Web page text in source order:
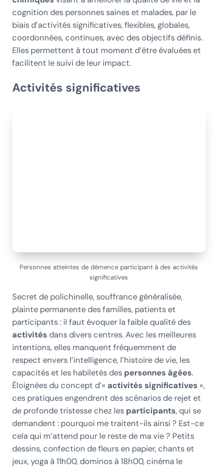
cognition des personnes saines et malades, par le
biais d’activités significatives, flexibles, globales,
coordonnées, continues, avec des objectifs définis.
Elles permettent à tout moment d’être évaluées et
facilitent le suivi de leur impact.
Activités significatives
Personnes atteintes de démence participant à des activités
significatives
Secret de polichinelle, souffrance généralisée,
plainte permanente des familles, patients et
participants : il faut évoquer la faible qualité des
activités dans divers centres. Avec les meilleures
intentions, elles manquent fréquemment de
respect envers l’intelligence, l’histoire de vie, les
capacités et les habiletés des personnes âgées.
Éloignées du concept d’« activités significatives »,
ces pratiques engendrent des scénarios de rejet et
de profonde tristesse chez les participants, qui se
demandent : pourquoi me traitent-ils ainsi ? Est-ce
cela qui m’attend pour le reste de ma vie ? Petits
dessins, confection de fleurs en papier, chants et
jeux, yoga à 11h00, dominos à 18h00, cinéma le